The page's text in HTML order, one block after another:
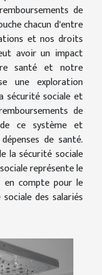
de
chacun d'entre
et nos droits
avoir un impact
santé et notre
une exploration
sécurité sociale et
de
ce système et
de santé.
la sécurité sociale
représente le
en compte pour le
des salariés